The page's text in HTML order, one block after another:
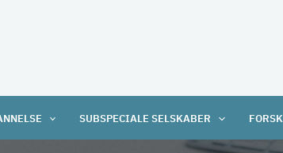
SUBSPECIALE SELSKABER